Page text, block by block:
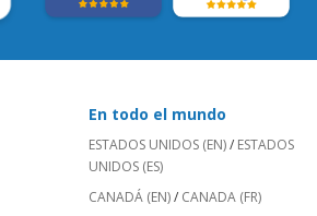
En todo el mundo
ESTADOS UNIDOS (EN)/ ESTADOS
UNIDOS (ES)
CANADÁ (EN)/ CANADA (FR)